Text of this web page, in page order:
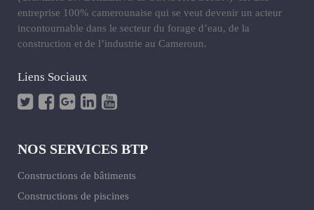
entreprise 100% camerounaise qui se veut devenir un acteur
incontournable dans le secteur du forage d’eau, de la
construction et de l’industrie au Cameroun.
Liens Sociaux
NOS SERVICES BTP
Constructions de bâtiments
Constructions de piscines